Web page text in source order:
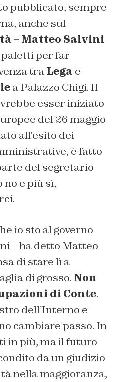
pubblicato, sempre
anche sul
–Matteo Salvini
per far
traLega e
a Palazzo Chigi. Il
esser iniziato
del 26 maggio
all’esito dei
è fatto
del segretario
no e più sì,
io sto al governo
– ha detto Matteo
di stare lì a
di grosso. Non
di Conte.
dell’Interno e
cambiare passo. In
in più, ma il futuro
da un giudizio
nella maggioranza,